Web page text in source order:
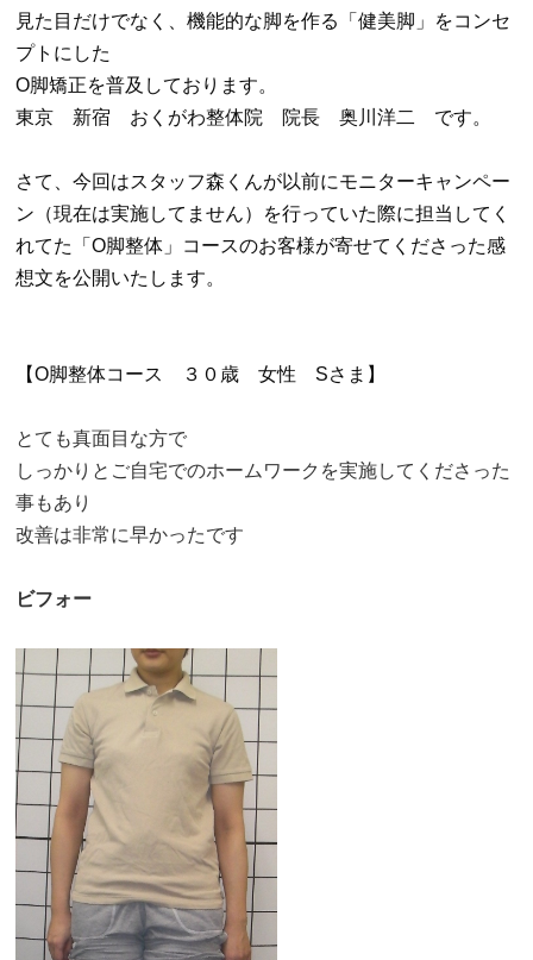
エクササイズ紹介
当院の整体とは
見た目だけでなく、機能的な脚を作る「健美脚」をコンセ
プトにした
O脚矯正を普及しております。
東京 新宿 おくがわ整体院 院長 奥川洋二 です。
さて、今回はスタッフ森くんが以前にモニターキャンペー
ン（現在は実施してません）を行っていた際に担当してく
れてた「O脚整体」コースのお客様が寄せてくださった感
想文を公開いたします。
【O脚整体コース ３０歳 女性 Sさま】
とても真面目な方で
しっかりとご自宅でのホームワークを実施してくださった
事もあり
改善は非常に早かったです
ビフォー